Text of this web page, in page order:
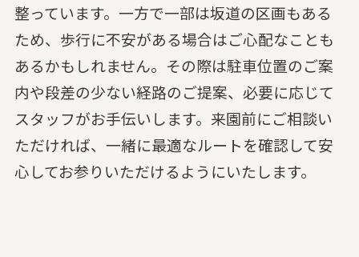
整っています。一方で一部は坂道の区画もある
ため、歩行に不安がある場合はご心配なことも
あるかもしれません。その際は駐車位置のご案
内や段差の少ない経路のご提案、必要に応じて
スタッフがお手伝いします。来園前にご相談い
ただければ、一緒に最適なルートを確認して安
心してお参りいただけるようにいたします。